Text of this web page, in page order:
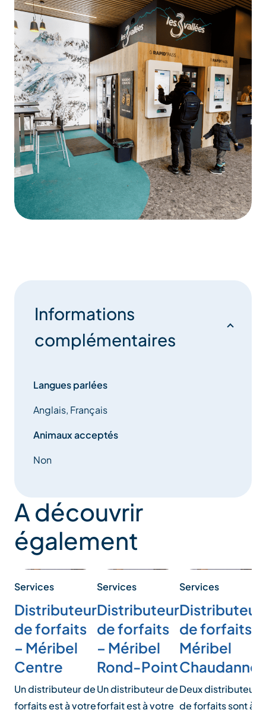
Informations
complémentaires
Langues parlées
Anglais, Français
Animaux acceptés
Non
A découvrir
également
Services
Distributeur
de forfaits
– Méribel
Centre
Un distributeur de
forfaits est à votre
Services
Distributeur
de forfaits
– Méribel
Rond-Point
Un distributeur de
forfait est à votre
Services
de forfaits –
Méribel
Chaudanne
Deux distributeurs
de forfaits sont à